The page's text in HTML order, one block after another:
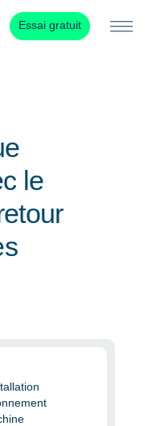
Essai gratuit
le